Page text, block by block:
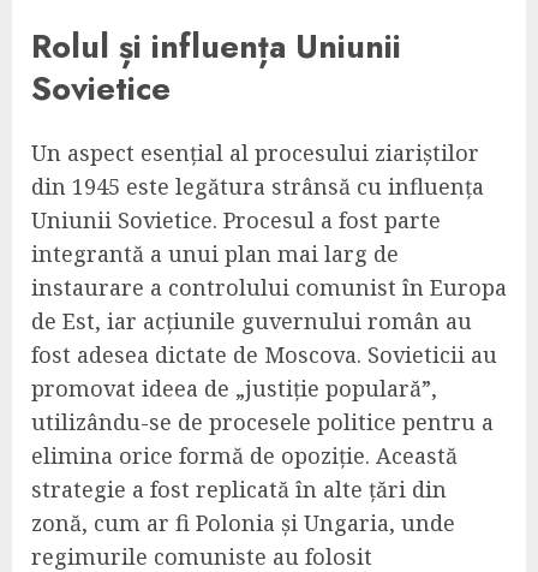
Rolul și influența Uniunii
Sovietice
Un aspect esențial al procesului ziariștilor
din 1945 este legătura strânsă cu influența
Uniunii Sovietice. Procesul a fost parte
integrantă a unui plan mai larg de
instaurare a controlului comunist în Europa
de Est, iar acțiunile guvernului român au
fost adesea dictate de Moscova. Sovieticii au
promovat ideea de „justiție populară”,
utilizându-se de procesele politice pentru a
elimina orice formă de opoziție. Această
strategie a fost replicată în alte țări din
zonă, cum ar fi Polonia și Ungaria, unde
regimurile comuniste au folosit